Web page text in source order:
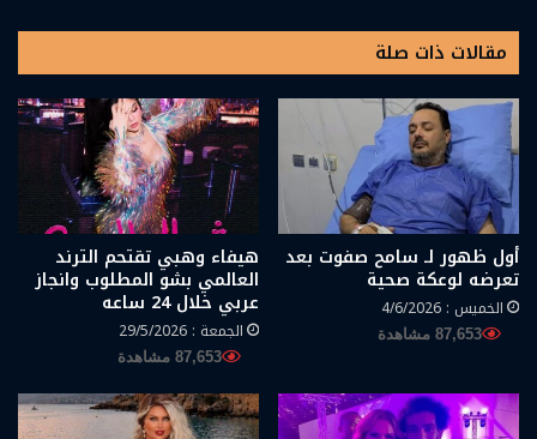
مقالات ذات صلة
أول ظهور لـ سامح صفوت بعد
تعرضه لوعكة صحية
الخميس : 4/6/2026
87,653 مشاهدة
هيفاء وهبي تقتحم الترند
العالمي بشو المطلوب وانجاز
عربي خلال 24 ساعه
الجمعة : 29/5/2026
87,653 مشاهدة